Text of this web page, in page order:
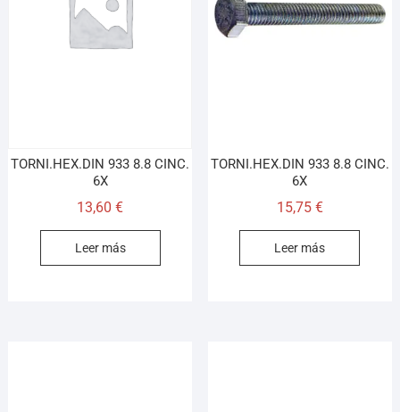
TORNI.HEX.DIN 933 8.8 CINC.
6X
13,60€
Leer más
TORNI.HEX.DIN 933 8.8 CINC.
6X
15,75 €
Leer más